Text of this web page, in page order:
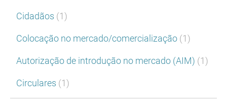
Cidadãos (1)
Colocação no mercado/comercialização (1)
Autorização de introdução no mercado (AIM) (1)
Circulares (1)